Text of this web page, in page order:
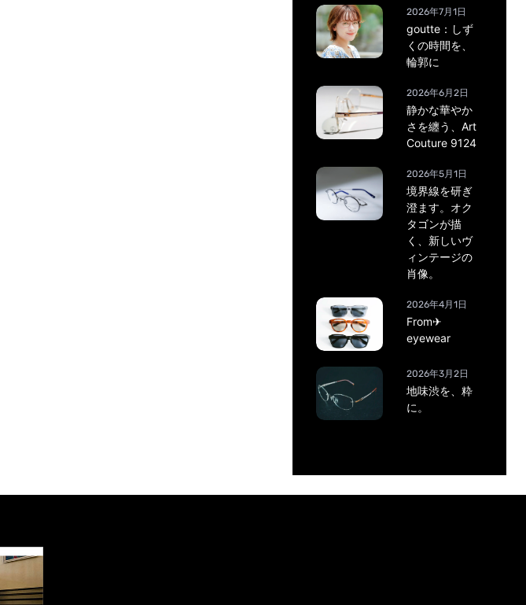
2026年7月1日
goutte：しず
くの時間を、
輪郭に
2026年6月2日
静かな華やか
さを纏う、Art
Couture 9124
2026年5月1日
境界線を研ぎ
澄ます。オク
タゴンが描
く、新しいヴ
ィンテージの
肖像。
2026年4月1日
From✈
eyewear
2026年3月2日
地味渋を、粋
に。